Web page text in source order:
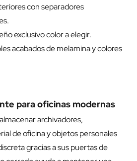
con separadores
exclusivo color a elegir.
acabados de melamina y colores
para oficinas modernas
archivadores,
de oficina y objetos personales
gracias a sus puertas de